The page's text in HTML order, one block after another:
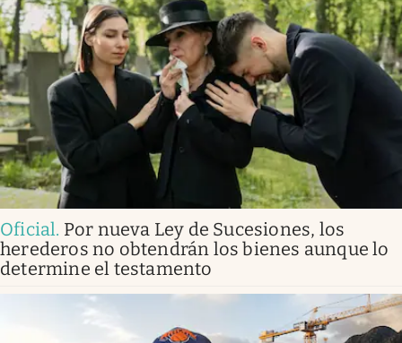
Oficial. Por nueva Ley de Sucesiones, los
herederos no obtendrán los bienes aunque lo
determine el testamento